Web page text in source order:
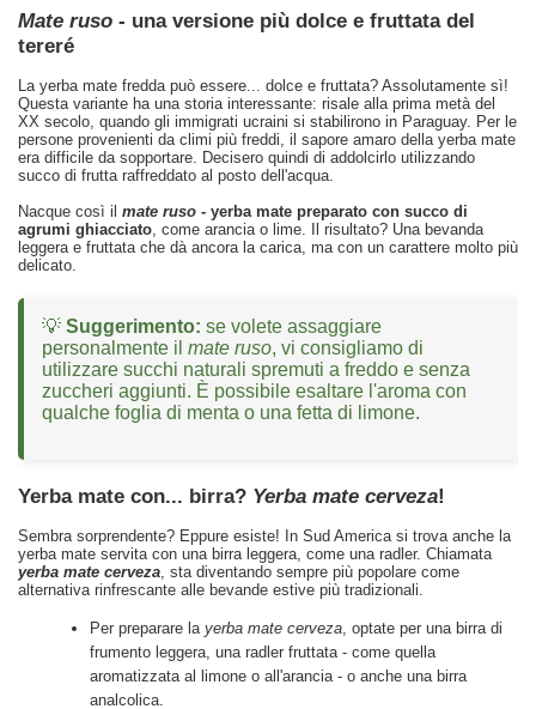
Mate ruso - una versione più dolce e fruttata del
tereré
La yerba mate fredda può essere... dolce e fruttata? Assolutamente sì!
Questa variante ha una storia interessante: risale alla prima metà del
XX secolo, quando gli immigrati ucraini si stabilirono in Paraguay. Per le
persone provenienti da climi più freddi, il sapore amaro della yerba mate
era difficile da sopportare. Decisero quindi di addolcirlo utilizzando
succo di frutta raffreddato al posto dell'acqua.
Nacque così il mate ruso - yerba mate preparato con succo di
agrumi ghiacciato , come arancia o lime. Il risultato? Una bevanda
leggera e fruttata che dà ancora la carica, ma con un carattere molto più
delicato.
💡 Suggerimento: se volete assaggiare
personalmente il mate ruso, vi consigliamo di
utilizzare succhi naturali spremuti a freddo e senza
zuccheri aggiunti. È possibile esaltare l'aroma con
qualche foglia di menta o una fetta di limone.
Yerba mate con... birra? Yerba mate cerveza!
Sembra sorprendente? Eppure esiste! In Sud America si trova anche la
yerba mate servita con una birra leggera, come una radler. Chiamata
yerba mate cerveza , sta diventando sempre più popolare come
alternativa rinfrescante alle bevande estive più tradizionali.
Per preparare la yerba mate cerveza , optate per una birra di
frumento leggera, una radler fruttata - come quella
aromatizzata al limone o all'arancia - o anche una birra
analcolica.